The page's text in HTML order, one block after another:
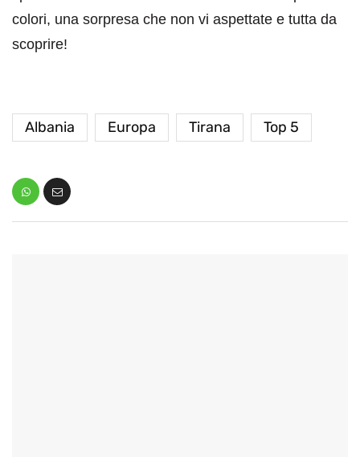
colori, una sorpresa che non vi aspettate e tutta da
scoprire!
Albania Europa Tirana Top 5